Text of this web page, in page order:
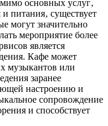
основных услуг‚
питания‚ существует
могут значительно
мероприятие более
является
Кафе может
музыкантов или
заранее
настроению и
сопровождение
и способствует